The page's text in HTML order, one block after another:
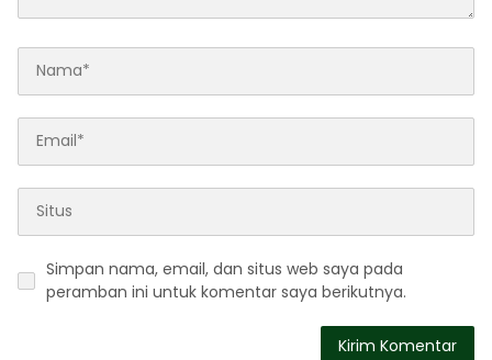
Simpan nama, email, dan situs web saya pada
peramban ini untuk komentar saya berikutnya.